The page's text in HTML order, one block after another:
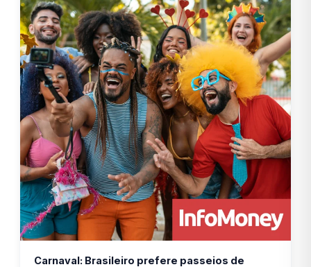
Carnaval: Brasileiro prefere passeios de